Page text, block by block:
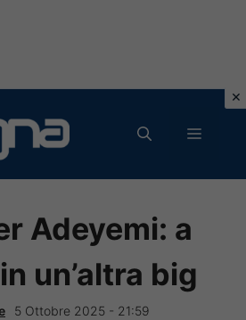
MENU
Adeyemi: a
un’altra big
5 Ottobre 2025 - 21:59